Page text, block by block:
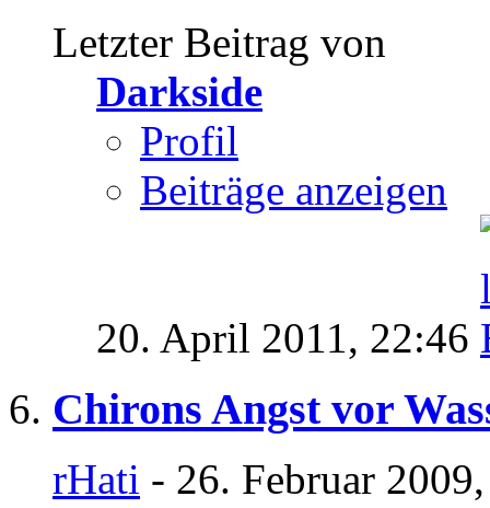
Letzter Beitrag von
Darkside
Profil
Beiträge anzeigen
20. April 2011, 22:46
Chirons Angst vor
rHati - 26. Februar